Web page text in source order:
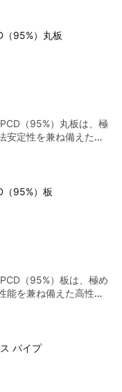
耐摩耗部品、高精度
められる分野に適した
ダイヤモンド（PCD /
◎極めて高い硬度 超
す。 ◎優れた耐摩耗性
高い切削性能 高精度加
性 高温環境下でも安定
精密加工・精密工具用
約3.8 g/cm³ ◎丸棒形
用途にも対応可能で
性と加工精度を有して
（サクリフィシャル
れる。複雑形状部品の
易に除去できる材料と
造用コア、精密加工補
野で使用される。 基本
丸棒 密度 約2.5～3.0
性、加工補助用途、犠
（95%）丸板
（95%）丸板は、極
安定性を兼ね備えた高
高精度な外径加工・
は受注生産（Made-to-
ズ・仕様のカスタマイ
てもお気軽にお問い
）は、微細なダイヤ
度材料であり、超硬材
を有しています。 ま
ており、精密加工用
度が求められる分野
転部品・耐摩耗ディス
用途に対応可能です。
た高性能PCD丸板で
ンド（PCD / 95%）
寸法安定性 ◎優れた
による高い加工汎用性
（95%）板
（95%）板は、極め
能を兼ね備えた高性能
寸法精度・優れた表
ンド（PCD）は、微細
た超高硬度材料であ
長寿命特性を有して
加工部品・半導体関連
可能です。 特長
パイプ